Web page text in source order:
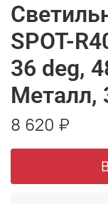
SPOT-
36 deg,
Металл,
8 620 ₽